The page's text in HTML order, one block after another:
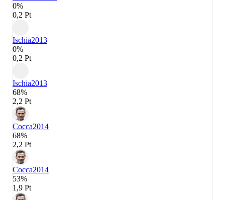
0%
0,2 Pt
Ischia2013
0%
0,2 Pt
Ischia2013
68%
2,2 Pt
Cocca2014
68%
2,2 Pt
Cocca2014
53%
1,9 Pt